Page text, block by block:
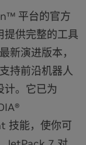
平台的官方
提供完整的工具
新演进版本，
持前沿机器人
计。它已为
技能，使你可